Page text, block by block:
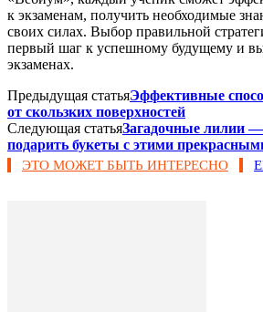
к экзаменам, получить необходимые
своих силах. Выбор правильной
первый шаг к успешному будущему и
экзаменах.
Предыдущая статьяЭффективные
от скользких поверхностей
Следующая статьяЗагадочные лилии
подарить букеты с этими
ЭТО МОЖЕТ БЫТЬ ИНТЕРЕСНО